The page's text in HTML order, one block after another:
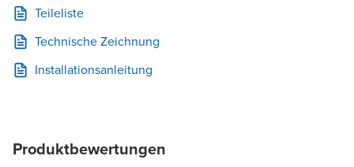
Teileliste
Technische Zeichnung
Installationsanleitung
Produktbewertungen